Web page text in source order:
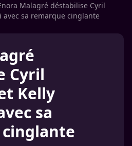
Malagré déstabilise Cyril
avec sa remarque cinglante
Cyril
Kelly
sa